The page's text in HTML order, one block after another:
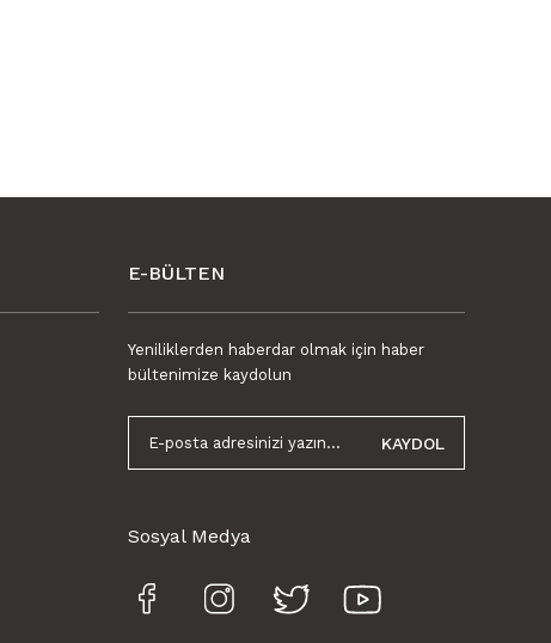
E-BÜLTEN
Yeniliklerden haberdar olmak için haber
bültenimize kaydolun
KAYDOL
Sosyal Medya